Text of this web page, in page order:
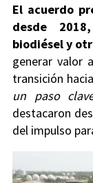
El acuerdo
desde
biodiésel y
generar valor
transición
un paso
destacaron
del impulso